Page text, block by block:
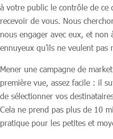
à votre public le contrôle de ce
recevoir de vous. Nous
nous engager avec eux, et non
ennuyeux qu’ils ne veulent pas
Mener une campagne de
première vue, assez facile : il
de sélectionner vos
Cela ne prend pas plus de 10
pratique pour les petites et